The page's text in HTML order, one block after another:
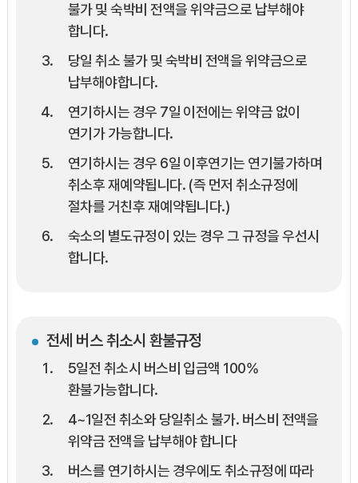
불가 및 숙박비 전액을 위약금으로 납부해야
합니다.
당일 취소 불가 및 숙박비 전액을 위약금으로
납부해야합니다.
연기하시는 경우 7일 이전에는 위약금 없이
연기가 가능합니다.
연기하시는 경우 6일 이후연기는 연기불가하며
취소후 재예약됩니다. (즉 먼저 취소규정에
절차를 거친후 재예약됩니다.)
숙소의 별도규정이 있는 경우 그 규정을 우선시
합니다.
전세 버스 취소시 환불규정
5일전 취소시 버스비 입금액 100%
환불가능합니다.
4~1일전 취소와 당일취소 불가. 버스비 전액을
위약금 전액을 납부해야 합니다
버스를 연기하시는 경우에도 취소규정에 따라